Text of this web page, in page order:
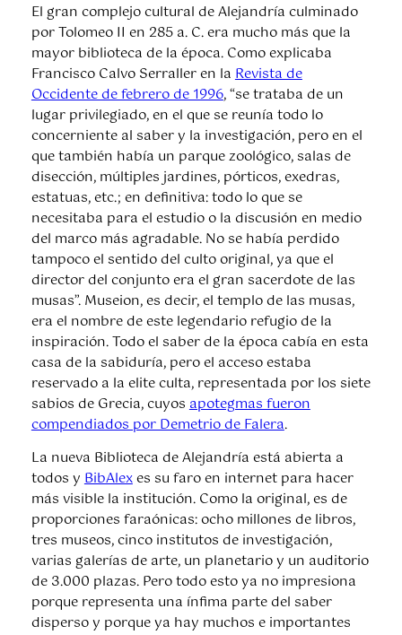
El gran complejo cultural de Alejandría culminado
por Tolomeo II en 285 a. C. era mucho más que la
mayor biblioteca de la época. Como explicaba
Francisco Calvo Serraller en laRevista de
Occidente de febrero de 1996, “se trataba de un
lugar privilegiado, en el que se reunía todo lo
concerniente al saber y la investigación, pero en el
que también había un parque zoológico, salas de
disección, múltiples jardines, pórticos, exedras,
estatuas, etc.; en definitiva: todo lo que se
necesitaba para el estudio o la discusión en medio
del marco más agradable. No se había perdido
tampoco el sentido del culto original, ya que el
director del conjunto era el gran sacerdote de las
musas”. Museion, es decir, el templo de las musas,
era el nombre de este legendario refugio de la
inspiración. Todo el saber de la época cabía en esta
casa de la sabiduría, pero el acceso estaba
reservado a la elite culta, representada por los siete
sabios de Grecia, cuyosapotegmas fueron
compendiados por Demetrio de Falera.
La nueva Biblioteca de Alejandría está abierta a
todos yBibAlexes su faro en internet para hacer
más visible la institución. Como la original, es de
proporciones faraónicas: ocho millones de libros,
tres museos, cinco institutos de investigación,
varias galerías de arte, un planetario y un auditorio
de 3.000 plazas. Pero todo esto ya no impresiona
porque representa una ínfima parte del saber
disperso y porque ya hay muchos e importantes